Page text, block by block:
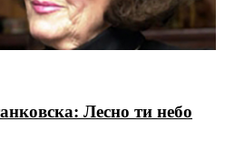
Лесно ти небо